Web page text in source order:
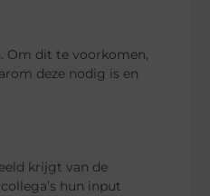
Om dit te voorkomen,
deze nodig is en
krijgt van de
hun input